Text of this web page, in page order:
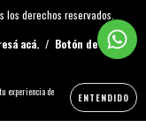
experiencia de
ENTENDIDO
los derechos reservados.
acá. / Botón de